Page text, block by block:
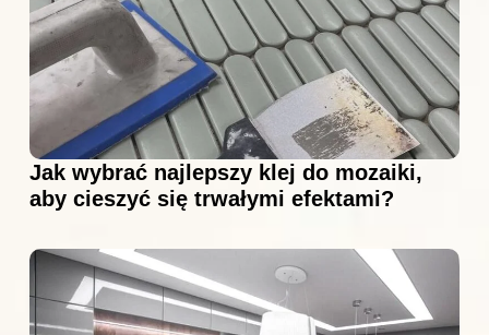
Jak wybrać najlepszy klej do mozaiki,
aby cieszyć się trwałymi efektami?